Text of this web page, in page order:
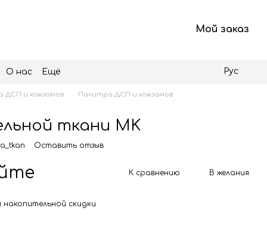
Мой заказ
О нас Ещё Рус
ДСП и кожзамов Палитра ДСП и кожзамов
ткани MK
Оставить отзыв
К сравнению В желания
скидки